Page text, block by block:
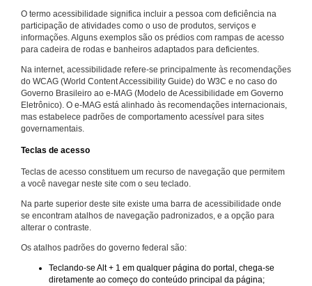
O termo acessibilidade significa incluir a pessoa com deficiência na
participação de atividades como o uso de produtos, serviços e
informações. Alguns exemplos são os prédios com rampas de acesso
para cadeira de rodas e banheiros adaptados para deficientes.
Na internet, acessibilidade refere-se principalmente às recomendações
do WCAG (World Content Accessibility Guide) do W3C e no caso do
Governo Brasileiro ao e-MAG (Modelo de Acessibilidade em Governo
Eletrônico). O e-MAG está alinhado às recomendações internacionais,
mas estabelece padrões de comportamento acessível para sites
governamentais.
Teclas de acesso
Teclas de acesso constituem um recurso de navegação que permitem
a você navegar neste site com o seu teclado.
Na parte superior deste site existe uma barra de acessibilidade onde
se encontram atalhos de navegação padronizados, e a opção para
alterar o contraste.
Os atalhos padrões do governo federal são:
Teclando-se Alt + 1 em qualquer página do portal, chega-se
diretamente ao começo do conteúdo principal da página;